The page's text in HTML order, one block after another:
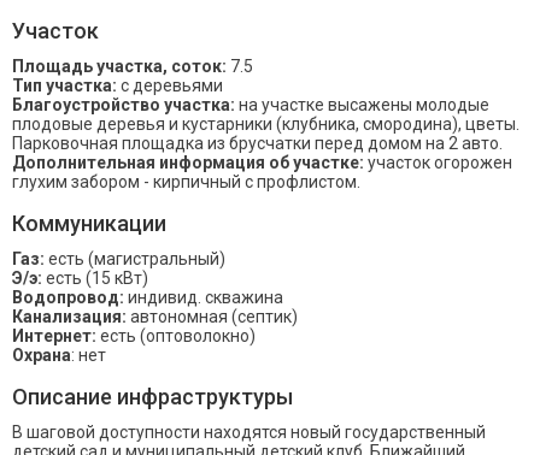
Участок
Площадь участка, соток: 7.5
Тип участка: с деревьями
Благоустройство участка: на участке высажены молодые
плодовые деревья и кустарники (клубника, смородина), цветы.
Парковочная площадка из брусчатки перед домом на 2 авто.
Дополнительная информация об участке: участок огорожен
глухим забором - кирпичный с профлистом.
Коммуникации
Газ: есть (магистральный)
Э/э: есть (15 кВт)
Водопровод: индивид. скважина
Канализация: автономная (септик)
Интернет: есть (оптоволокно)
Охрана: нет
Описание инфраструктуры
В шаговой доступности находятся новый государственный